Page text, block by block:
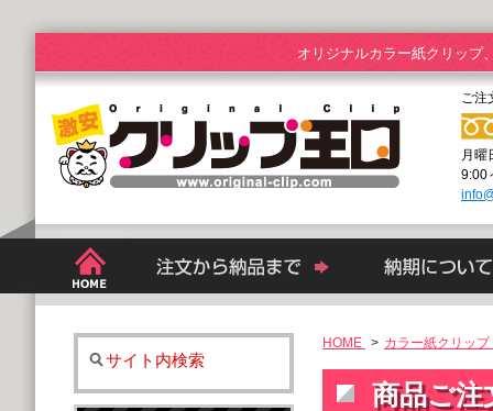
オリジナルカラー紙クリッ
ご注
月曜
9:00
HOME > カラー紙クリッ
商品ご注
サイト内検索